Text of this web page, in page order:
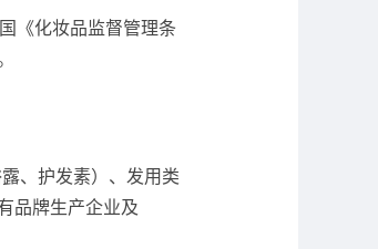
《化妆品监督管理条
、护发素）、发用类
品牌生产企业及